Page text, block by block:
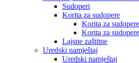
Sudoperi
Korita za sudopere
Korita za
Korita za
Lajsne zaštitne
Uredski namještaj
Uredski namještaj